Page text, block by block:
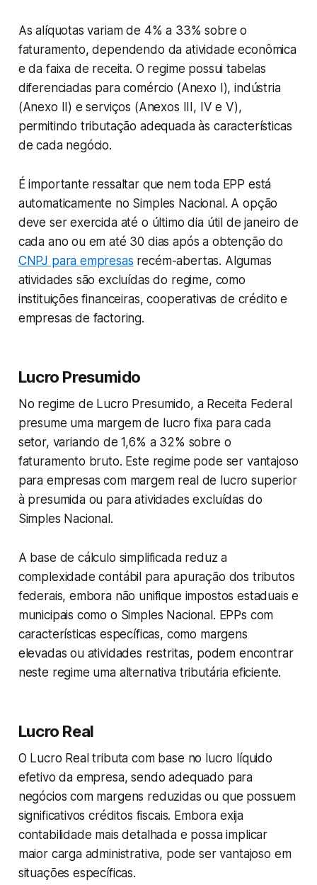
As alíquotas variam de 4% a 33% sobre o
faturamento, dependendo da atividade econômica
e da faixa de receita. O regime possui tabelas
diferenciadas para comércio (Anexo I), indústria
(Anexo II) e serviços (Anexos III, IV e V),
permitindo tributação adequada às características
de cada negócio.
É importante ressaltar que nem toda EPP está
automaticamente no Simples Nacional. A opção
deve ser exercida até o último dia útil de janeiro de
cada ano ou em até 30 dias após a obtenção do
CNPJ para empresas recém-abertas. Algumas
atividades são excluídas do regime, como
instituições financeiras, cooperativas de crédito e
empresas de factoring.
Lucro Presumido
No regime de Lucro Presumido, a Receita Federal
presume uma margem de lucro fixa para cada
setor, variando de 1,6% a 32% sobre o
faturamento bruto. Este regime pode ser vantajoso
para empresas com margem real de lucro superior
à presumida ou para atividades excluídas do
Simples Nacional.
A base de cálculo simplificada reduz a
complexidade contábil para apuração dos tributos
federais, embora não unifique impostos estaduais e
municipais como o Simples Nacional. EPPs com
características específicas, como margens
elevadas ou atividades restritas, podem encontrar
neste regime uma alternativa tributária eficiente.
Lucro Real
O Lucro Real tributa com base no lucro líquido
efetivo da empresa, sendo adequado para
negócios com margens reduzidas ou que possuem
significativos créditos fiscais. Embora exija
contabilidade mais detalhada e possa implicar
maior carga administrativa, pode ser vantajoso em
situações específicas.